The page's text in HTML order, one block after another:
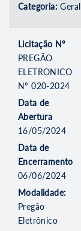
Categoria:Geral
Licitação Nº
PREGÃO
ELETRONICO
Nº 020-2024
Data de
Abertura
16/05/2024
Data de
Encerramento
06/06/2024
Modalidade:
Pregão
Eletrônico